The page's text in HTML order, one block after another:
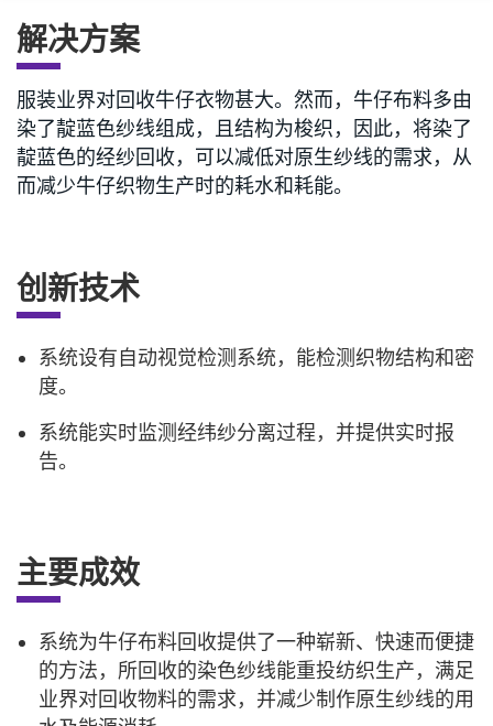
解决方案
服装业界对回收牛仔衣物甚大。然而，牛仔布料多由
染了靛蓝色纱线组成，且结构为梭织，因此，将染了
靛蓝色的经纱回收，可以减低对原生纱线的需求，从
而减少牛仔织物生产时的耗水和耗能。
创新技术
系统设有自动视觉检测系统，能检测织物结构和密
度。
系统能实时监测经纬纱分离过程，并提供实时报
告。
主要成效
系统为牛仔布料回收提供了一种崭新、快速而便捷
的方法，所回收的染色纱线能重投纺织生产，满足
业界对回收物料的需求，并减少制作原生纱线的用